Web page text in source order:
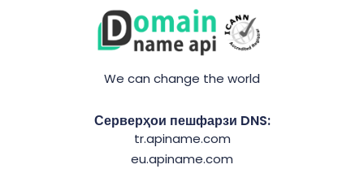
We can change the world
Серверҳои пешфарзи DNS:
tr.apiname.com
eu.apiname.com